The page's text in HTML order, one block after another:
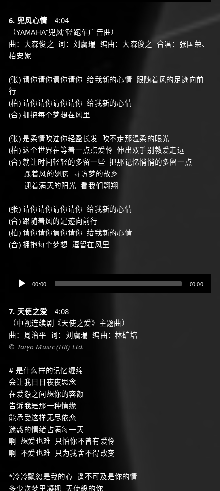
6. 兜风心情 4:04
（YAMAHA“兜风”轻跑车广告曲）
曲：大森俊之 词：刘虞瑞 编曲：大森俊之 合唱：张国荣、
柏安妮
(张) 请你请你请你请你 给我新的心情 跟随着风的足迹向前
行
(柏) 请你请你请你请你 给我新的心情
(合) 拥抱每个梦想在风里
(张) 是柔情吹过你轻盈长发 吹不走那温柔的眼光
(柏) 这个世界在等着一点点爱怜 伸出双手别教爱走远
(合) 就让时间轻轻的多留一些 把那记忆悄悄的多留一点
踩着风的翅膀 寻访梦的故乡
迎着满天的阳光 看我们翱翔
(张) 请你请你请你请你 给我新的心情
(合) 跟随着风的足迹向前行
(柏) 请你请你请你请你 给我新的心情
(合) 拥抱每个梦想 逗留在风里
Audio
Player
00:00 00:00
7. 天使之爱 4:08
（中视连续剧《天使之爱》主题曲）
曲：周治平 词：刘虞瑞 编曲：林矿培
© Taiyo Music (HK) Ltd.
# 是什么样的记忆缠绵
会让我日日夜夜思念
在爱怨之间想你的容颜
告诉我是那一种情缘
能承受这样无尽依恋
迷惑的情绪占满每一天
啊 想爱也难 只怕你不曾有爱怜
啊 不爱也难 只为我舍不得改变
*冷冷飘忽是我的心 遥不可及是你的情
多少次梦里凝视 天使般的你